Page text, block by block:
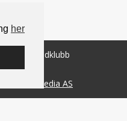
her
Smart Media AS